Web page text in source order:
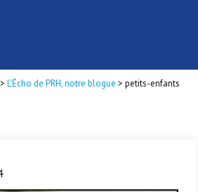
> L'Écho de PRH, notre blogue > petits-enfants